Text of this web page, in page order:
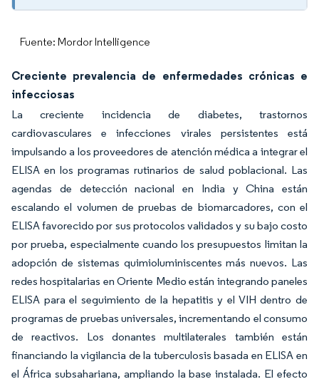
Fuente: Mordor Intelligence
Creciente prevalencia de enfermedades crónicas e
infecciosas
La creciente incidencia de diabetes, trastornos
cardiovasculares e infecciones virales persistentes está
impulsando a los proveedores de atención médica a integrar el
ELISA en los programas rutinarios de salud poblacional. Las
agendas de detección nacional en India y China están
escalando el volumen de pruebas de biomarcadores, con el
ELISA favorecido por sus protocolos validados y su bajo costo
por prueba, especialmente cuando los presupuestos limitan la
adopción de sistemas quimioluminiscentes más nuevos. Las
redes hospitalarias en Oriente Medio están integrando paneles
ELISA para el seguimiento de la hepatitis y el VIH dentro de
programas de pruebas universales, incrementando el consumo
de reactivos. Los donantes multilaterales también están
financiando la vigilancia de la tuberculosis basada en ELISA en
el África subsahariana, ampliando la base instalada. El efecto